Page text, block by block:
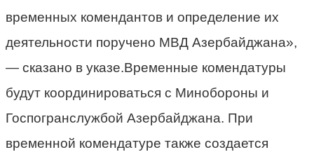
временных комендантов и определение их
деятельности поручено МВД Азербайджана»,
— сказано в указе.Временные комендатуры
будут координироваться с Минобороны и
Госпогранслужбой Азербайджана. При
временной комендатуре также создается